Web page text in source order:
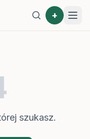
+
szukasz.